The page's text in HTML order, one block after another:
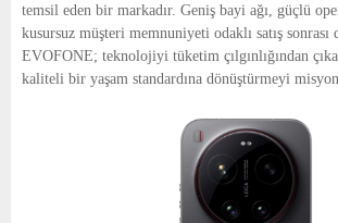
temsil eden bir markadır. Geniş bayi ağı, güçlü
kusursuz müşteri memnuniyeti odaklı satış
EVOFONE; teknolojiyi tüketim çılgınlığından
kaliteli bir yaşam standardına dönüştürmeyi